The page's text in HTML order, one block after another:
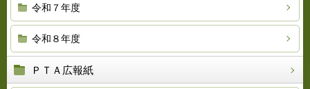
令和７年度
令和８年度
ＰＴＡ広報紙